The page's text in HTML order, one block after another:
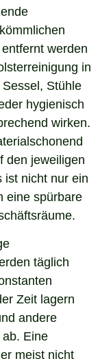
werden
in
Stühle
hygienisch
wirken.
den jeweiligen
ist nicht nur ein
eine spürbare
täglich
Zeit lagern
andere
Eine
meist nicht